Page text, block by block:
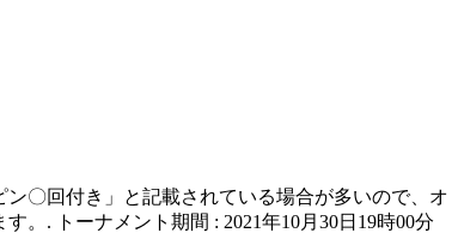
〇回付き」と記載されている場合が多いので、オ
。. トーナメント期間 : 2021年10月30日19時00分